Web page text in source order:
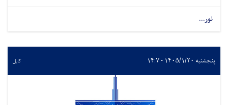
نور...
پنجشنبه ۱۴۰۵/۱/۲۰ - ۱۴:۷ کابل